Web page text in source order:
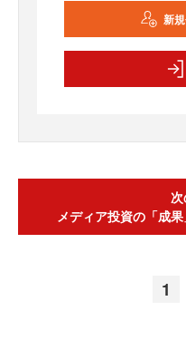
新
メディア投資の「成
1